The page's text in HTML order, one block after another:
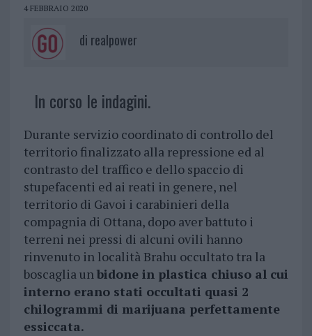
4 FEBBRAIO 2020
di realpower
In corso le indagini.
Durante servizio coordinato di controllo del
territorio finalizzato alla repressione ed al
contrasto del traffico e dello spaccio di
stupefacenti ed ai reati in genere, nel
territorio di Gavoi i carabinieri della
compagnia di Ottana, dopo aver battuto i
terreni nei pressi di alcuni ovili hanno
rinvenuto in località Brahu occultato tra la
boscaglia unbidone in plastica chiuso al cui
interno erano stati occultati quasi 2
chilogrammi di marijuana perfettamente
essiccata.